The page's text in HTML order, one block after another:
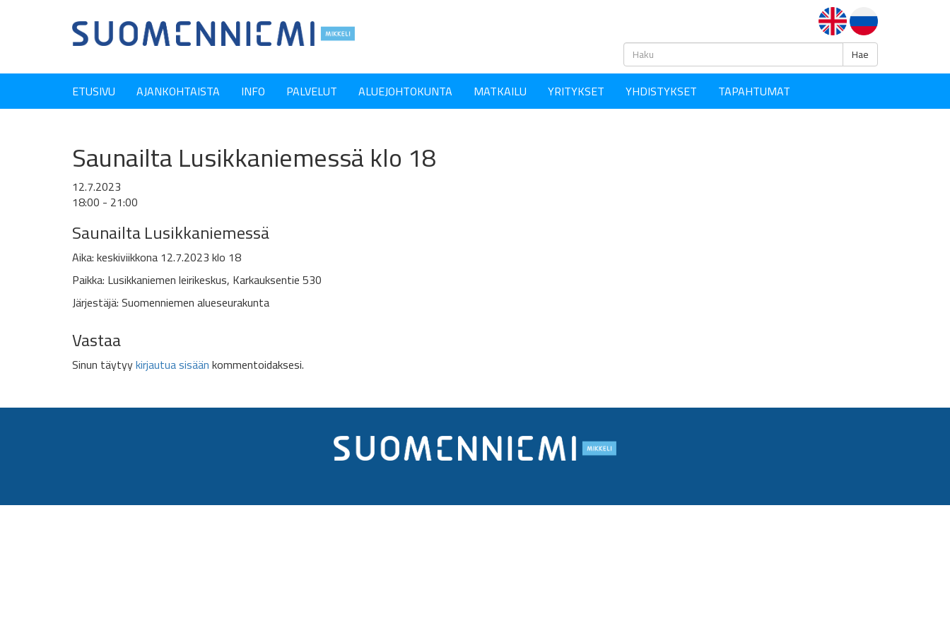
Haku
Hae
ETUSIVU AJANKOHTAISTA INFO PALVELUT ALUEJOHTOKUNTA MATKAILU YRITYKSET YHDISTYKSET TAPAHTUMAT
Saunailta Lusikkaniemessä klo 18
12.7.2023
18:00 - 21:00
Saunailta Lusikkaniemessä
Aika: keskiviikkona 12.7.2023 klo 18
Paikka: Lusikkaniemen leirikeskus, Karkauksentie 530
Järjestäjä: Suomenniemen alueseurakunta
Vastaa
Sinun täytyykirjautua sisäänkommentoidaksesi.